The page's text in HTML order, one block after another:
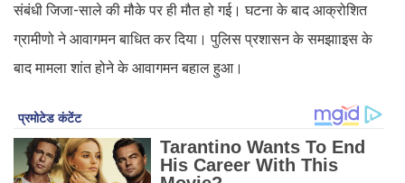
संबंधी जिजा-साले की मौके पर ही मौत हो गई। घटना के बाद आक्रोशित
ग्रामीणो ने आवागमन बाधित कर दिया। पुलिस प्रशासन के समझााइस के
बाद मामला शांत होने के आवागमन बहाल हुआ।